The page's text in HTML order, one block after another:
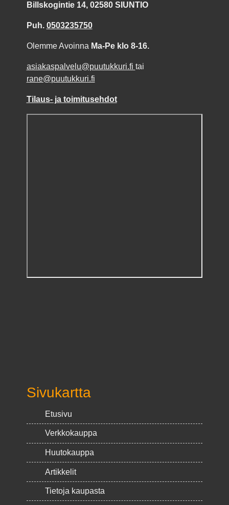
Billskogintie 14, 02580 SIUNTIO
Puh. 0503235750
Olemme Avoinna Ma-Pe klo 8-16.
asiakaspalvelu@puutukkuri.fi tai
rane@puutukkuri.fi
Tilaus- ja toimitusehdot
Sivukartta
Etusivu
Verkkokauppa
Huutokauppa
Artikkelit
Tietoja kaupasta